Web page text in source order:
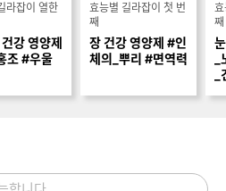
라잡이 열한
강 영양제
조 #우울
효능별 길라잡이 첫 번
째
장 건강 영양제 #인
체의_뿌리 #면역력
째